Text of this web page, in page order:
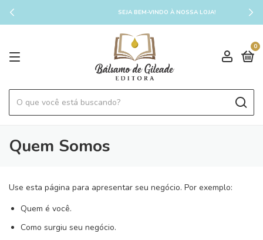
SEJA BEM-VINDO À NOSSA LOJA!
0
Quem Somos
Use esta página para apresentar seu negócio. Por exemplo:
Quem é você.
Como surgiu seu negócio.